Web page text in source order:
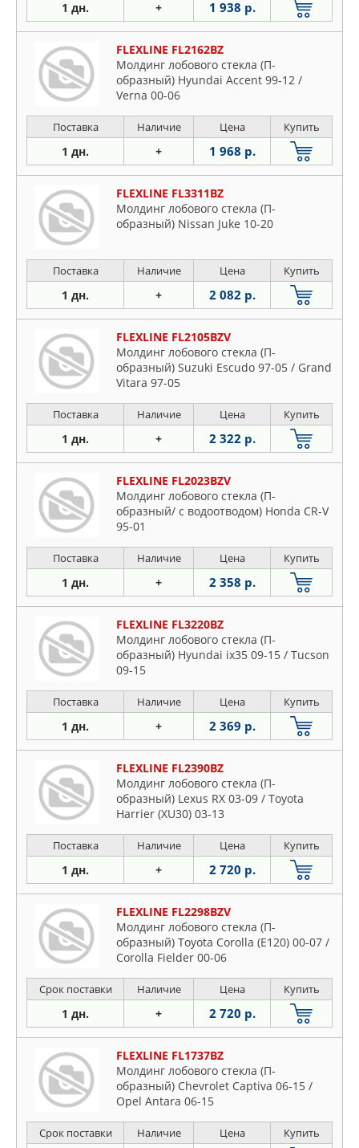
1 дн. + 1 938 р.
FLEXLINE FL2162BZ
Молдинг лобового стекла (П-
образный) Hyundai Accent 99-12 /
Verna 00-06
Поставка Наличие Цена Купить
1 дн. + 1 968 р.
FLEXLINE FL3311BZ
Молдинг лобового стекла (П-
образный) Nissan Juke 10-20
Поставка Наличие Цена Купить
1 дн. + 2 082 р.
FLEXLINE FL2105BZV
Молдинг лобового стекла (П-
образный) Suzuki Escudo 97-05 / Grand
Vitara 97-05
Поставка Наличие Цена Купить
1 дн. + 2 322 р.
FLEXLINE FL2023BZV
Молдинг лобового стекла (П-
образный/ с водоотводом) Honda CR-V
95-01
Поставка Наличие Цена Купить
1 дн. + 2 358 р.
FLEXLINE FL3220BZ
Молдинг лобового стекла (П-
образный) Hyundai ix35 09-15 / Tucson
09-15
Поставка Наличие Цена Купить
1 дн. + 2 369 р.
FLEXLINE FL2390BZ
Молдинг лобового стекла (П-
образный) Lexus RX 03-09 / Toyota
Harrier (XU30) 03-13
Поставка Наличие Цена Купить
1 дн. + 2 720 р.
FLEXLINE FL2298BZV
Молдинг лобового стекла (П-
образный) Toyota Corolla (E120) 00-07 /
Corolla Fielder 00-06
Срок поставки Наличие Цена Купить
1 дн. + 2 720 р.
FLEXLINE FL1737BZ
Молдинг лобового стекла (П-
образный) Chevrolet Captiva 06-15 /
Opel Antara 06-15
Срок поставки Наличие Цена Купить